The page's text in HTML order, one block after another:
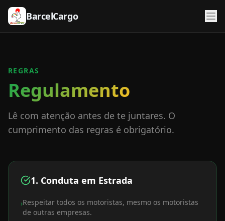
BarcelCargo
REGRAS
Regulamento
Lê com atenção antes de te juntares. O
cumprimento das regras é obrigatório.
1. Conduta em Estrada
›Respeitar todos os motoristas, mesmo os motoristas
de outras empresas.